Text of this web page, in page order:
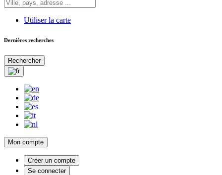
Utiliser la carte
Dernières recherches
Rechercher
Mon compte
Créer un compte
Se connecter